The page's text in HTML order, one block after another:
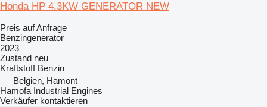
Honda HP 4.3KW GENERATOR NEW
Preis auf Anfrage
Benzingenerator
2023
Zustand neu
Kraftstoff Benzin
Belgien, Hamont
Hamofa Industrial Engines
Verkäufer kontaktieren